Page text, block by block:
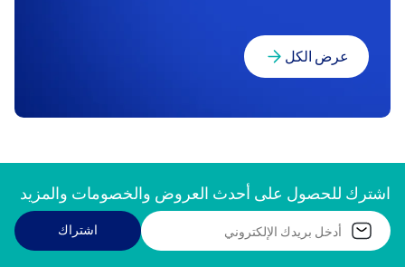
عرض الكل
اشترك للحصول على أحدث العروض والخصومات والمزيد
اشتراك